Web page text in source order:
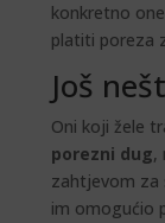
konkretno
platiti poreza
Još
Oni koji žele
porezni dug,
zahtjevom za
im omogućio